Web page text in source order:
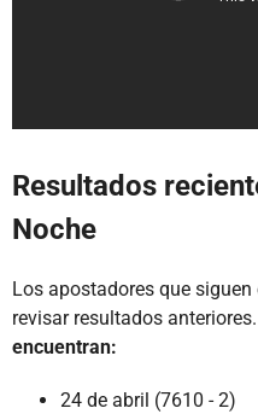
Resultados
Noche
Los apostadores que
revisar resultados anteriores.
encuentran:
24 de abril (7610 - 2)